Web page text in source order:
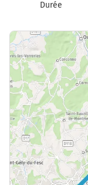
Durée